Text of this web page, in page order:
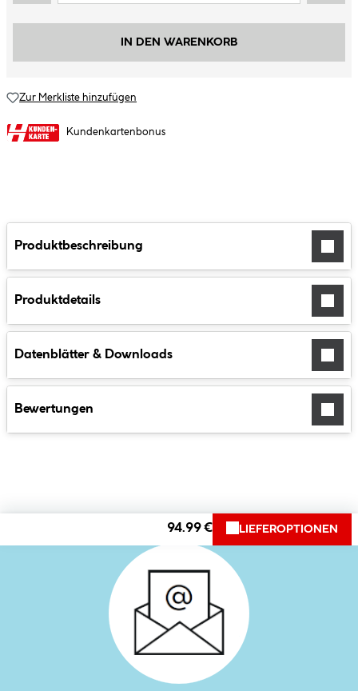
IN DEN WARENKORB
Zur Merkliste hinzufügen
Kundenkartenbonus
Produktbeschreibung
Produktdetails
Datenblätter & Downloads
Bewertungen
94.99 € LIEFEROPTIONEN